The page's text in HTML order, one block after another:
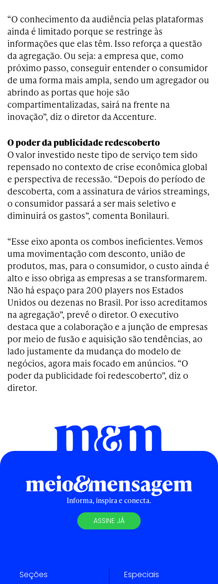
“O conhecimento da audiência pelas plataformas
ainda é limitado porque se restringe às
informações que elas têm. Isso reforça a questão
da agregação. Ou seja: a empresa que, como
próximo passo, conseguir entender o consumidor
de uma forma mais ampla, sendo um agregador ou
abrindo as portas que hoje são
compartimentalizadas, sairá na frente na
inovação”, diz o diretor da Accenture.
O poder da publicidade redescoberto
O valor investido neste tipo de serviço tem sido
repensado no contexto de crise econômica global
e perspectiva de recessão. “Depois do período de
descoberta, com a assinatura de vários streamings,
o consumidor passará a ser mais seletivo e
diminuirá os gastos”, comenta Bonilauri.
“Esse eixo aponta os combos ineficientes. Vemos
uma movimentação com desconto, união de
produtos, mas, para o consumidor, o custo ainda é
alto e isso obriga as empresas a se transformarem.
Não há espaço para 200 players nos Estados
Unidos ou dezenas no Brasil. Por isso acreditamos
na agregação”, prevê o diretor. O executivo
destaca que a colaboração e a junção de empresas
por meio de fusão e aquisição são tendências, ao
lado justamente da mudança do modelo de
negócios, agora mais focado em anúncios. “O
poder da publicidade foi redescoberto”, diz o
diretor.
Informa, inspira e conecta.
ASSINE JÁ
Seções Especiais